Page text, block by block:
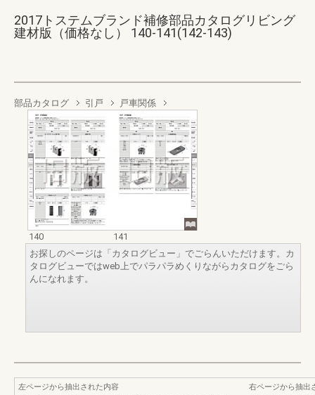
2017トステムブランド補修部品カタログリビング
建材版（価格なし） 140-141(142-143)
部品カタログ 引戸 戸車関係
140
141
お探しのページは「カタログビュー」でごらんいただけます。カ
タログビューではweb上でパラパラめくりながらカタログをごら
んになれます。
左ページから抽出された内容
右ページから抽出